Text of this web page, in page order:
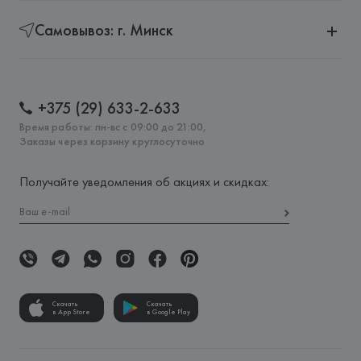
Самовывоз: г. Минск
+375 (29) 633-2-633
Время работы: пн-вс с 09:00 до 21:00,
Заказы через корзину круглосуточно
Получайте уведомления об акциях и скидках:
Скачать
в App Store
Скачать
в Google Play